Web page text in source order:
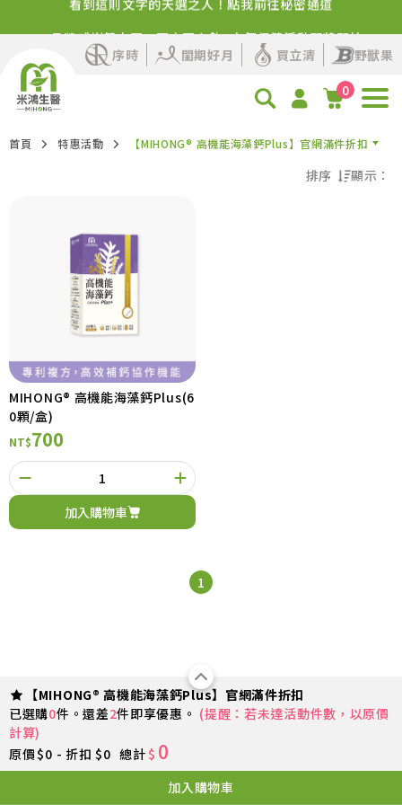
✨品牌感謝祭來了！百卡蛋白飲+人氣保健活動即將開始
序時 閨期好月 買立清
野獸果
0
首頁 特惠活動 【MIHONG® 高機能海藻鈣Plus】官網滿件折扣
【MIHONG® 高機能海藻鈣Plus】官網滿件折扣
已選購0件。還差2件即享優惠。 (提醒：若未達活動件數，以原價
計算)
加入購物車
原價$0 - 折扣 $0 總計$ 0
排序 顯示：
MIHONG® 高機能海藻鈣Plus(6
0顆/盒)
NT$700
加入購物車
1